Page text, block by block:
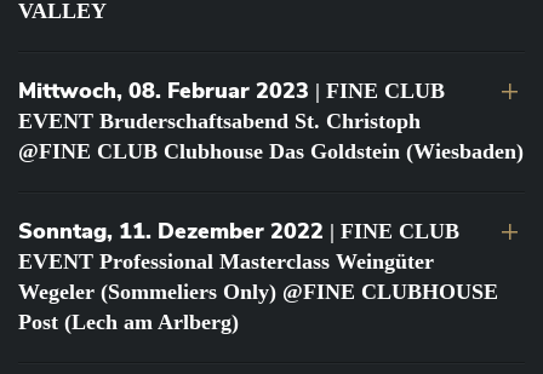
VALLEY
Mittwoch, 08. Februar 2023 | FINE CLUB
EVENT Bruderschaftsabend St. Christoph
@FINE CLUB Clubhouse Das Goldstein (Wiesbaden)
Sonntag, 11. Dezember 2022 | FINE CLUB
EVENT Professional Masterclass Weingüter
Wegeler (Sommeliers Only) @FINE CLUBHOUSE
Post (Lech am Arlberg)